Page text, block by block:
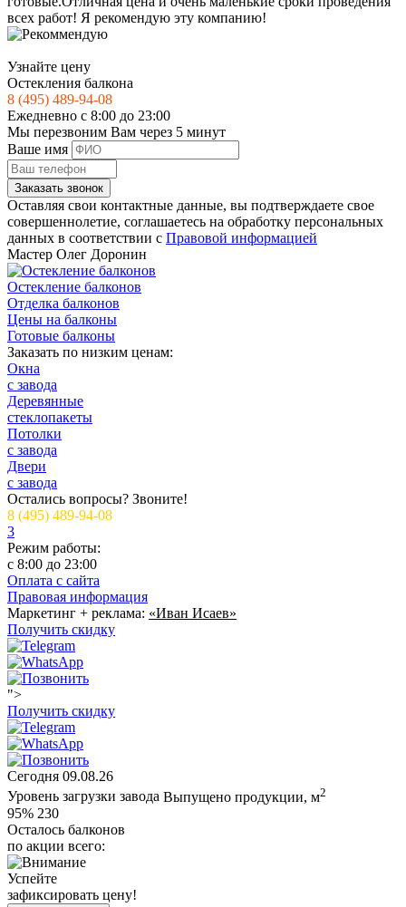
всех работ! Я рекомендую эту компанию!
Узнайте цену
Остекления балкона
8 (495) 489-94-08
Ежедневно с 8:00 до 23:00
Мы перезвоним Вам через 5 минут
Ваше имя
Заказать звонок
Оставляя свои контактные данные, вы подтверждаете свое
совершеннолетие, соглашаетесь на обработку персональных
данных в соответствии с Правовой информацией
Мастер Олег Доронин
Остекление балконов
Отделка балконов
Цены на балконы
Готовые балконы
Заказать по низким ценам:
Окна
с завода
Деревянные
стеклопакеты
Потолки
с завода
Двери
с завода
Остались вопросы? Звоните!
8 (495) 489-94-08
3
Режим работы:
c 8:00 до 23:00
Оплата с сайта
Правовая информация
Маркетинг + реклама: «Иван Исаев»
Получить скидку
">
Получить скидку
Сегодня 09.08.26
Уровень загрузки завода Выпущено продукции, м2
95% 230
Осталось балконов
по акции всего:
Успейте
зафиксировать цену!